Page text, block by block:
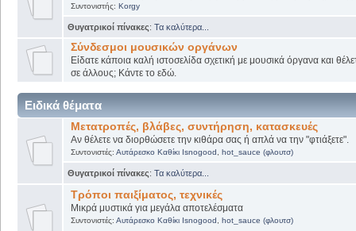
Συντονιστής: Korgy
Θυγατρικοί πίνακες: Τα καλύτερα...
Σύνδεσμοι μουσικών οργάνων
Είδατε κάποια καλή ιστοσελίδα σχετική με μουσικά όργανα και
σε άλλους; Κάντε το εδώ.
Ειδικά θέματα
Μετατροπές, βλάβες, συντήρηση, κατασκευές
Αν θέλετε να διορθώσετε την κιθάρα σας ή απλά να την "φτιάξετε".
Συντονιστές: Αυτάρεσκο Καθίκι Isnogood hot_sauce (φλουτσ)
Θυγατρικοί πίνακες: Τα καλύτερα...
Τρόποι παιξίματος, τεχνικές
Μικρά μυστικά για μεγάλα αποτελέσματα
Συντονιστές: Αυτάρεσκο Καθίκι Isnogood hot_sauce (φλουτσ)